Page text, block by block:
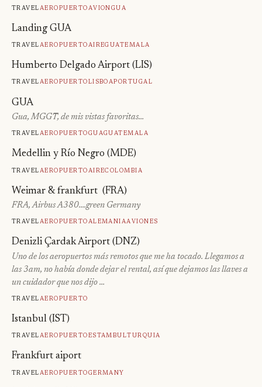
TravelAeropuertoAvionGua
Landing GUA
TravelAeropuertoAireGuatemala
Humberto Delgado Airport (LIS)
TravelAeropuertoLisboaPortugal
GUA
Gua, MGGT, de mis vistas favoritas…
TravelAeropuertoGuaGuatemala
Medellin y Río Negro (MDE)
TravelAeropuertoAireColombia
Weimar & frankfurt (FRA)
FRA, Airbus A380….green Germany
TravelAeropuertoAlemaniaAviones
Denizli Çardak Airport (DNZ)
Uno de los aeropuertos más remotos que me ha tocado. Llegamos a
las 3am, no había donde dejar el rental, así que dejamos las llaves a
un cuidador que nos dijo …
TravelAeropuerto
Istanbul (IST)
TravelAeropuertoEstambulTurquia
Frankfurt aiport
TravelAeropuertoGermany